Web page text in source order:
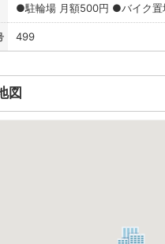
●駐輪場 月額500円 ●バイク
499
図